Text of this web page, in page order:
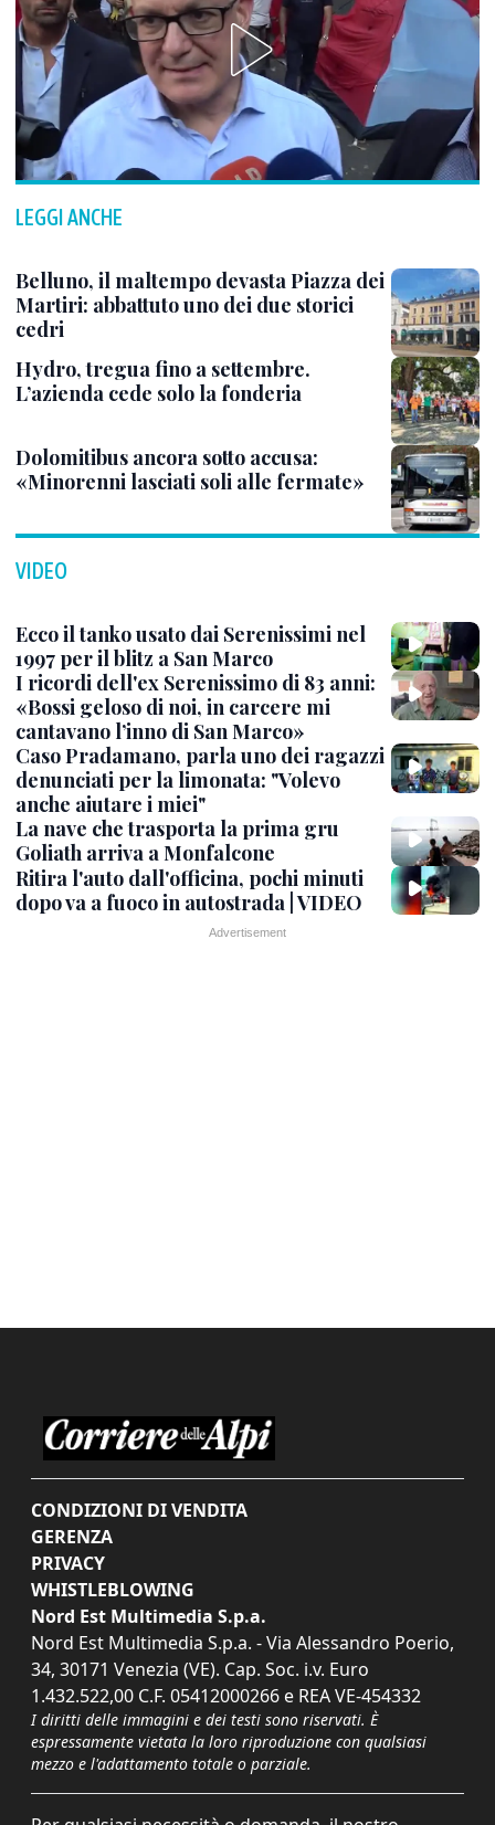
LEGGI ANCHE
Belluno, il maltempo devasta Piazza dei
Martiri: abbattuto uno dei due storici
cedri
Hydro, tregua fino a settembre.
L’azienda cede solo la fonderia
Dolomitibus ancora sotto accusa:
«Minorenni lasciati soli alle fermate»
VIDEO
Ecco il tanko usato dai Serenissimi nel
1997 per il blitz a San Marco
I ricordi dell'ex Serenissimo di 83 anni:
«Bossi geloso di noi, in carcere mi
cantavano l’inno di San Marco»
Caso Pradamano, parla uno dei ragazzi
denunciati per la limonata: "Volevo
anche aiutare i miei"
La nave che trasporta la prima gru
Goliath arriva a Monfalcone
Ritira l'auto dall'officina, pochi minuti
dopo va a fuoco in autostrada | VIDEO
CONDIZIONI DI VENDITA
GERENZA
PRIVACY
WHISTLEBLOWING
Nord Est Multimedia S.p.a.
Nord Est Multimedia S.p.a. - Via Alessandro Poerio,
34, 30171 Venezia (VE). Cap. Soc. i.v. Euro
1.432.522,00 C.F. 05412000266 e REA VE-454332
I diritti delle immagini e dei testi sono riservati. È
espressamente vietata la loro riproduzione con qualsiasi
mezzo e l'adattamento totale o parziale.